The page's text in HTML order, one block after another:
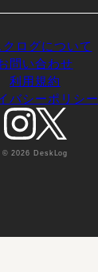
クログについて
問い合わせ
利用規約
バシーポリシー
© 2026 DeskLog